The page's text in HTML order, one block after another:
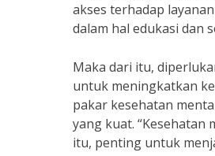
akses terhadap
dalam hal edukasi dan
Maka dari itu,
untuk meningkatkan
pakar kesehatan
yang kuat. “Kesehatan
itu, penting untuk